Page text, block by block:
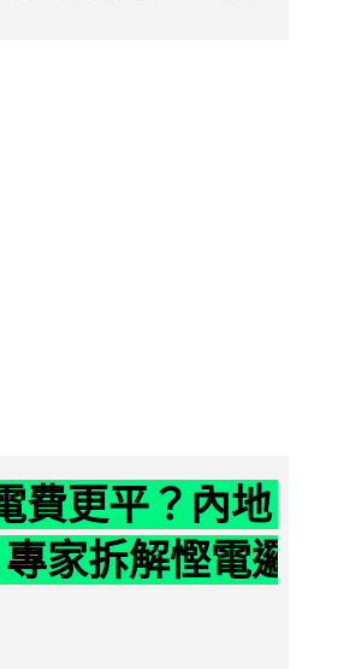
費更平？內地
家拆解慳電邏